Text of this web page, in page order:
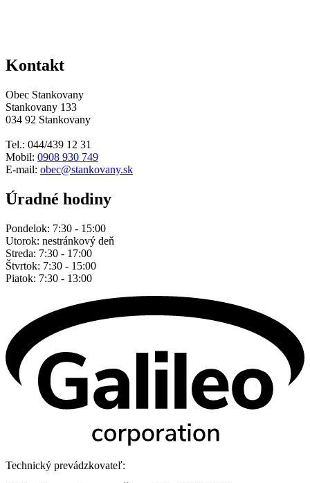
Kontakt
Obec Stankovany
Stankovany 133
034 92 Stankovany
Tel.: 044/439 12 31
Mobil: 0908 930 749
E-mail: obec@stankovany.sk
Úradné hodiny
Pondelok: 7:30 - 15:00
Utorok: nestránkový deň
Streda: 7:30 - 17:00
Štvrtok: 7:30 - 15:00
Piatok: 7:30 - 13:00
Technický prevádzkovateľ: